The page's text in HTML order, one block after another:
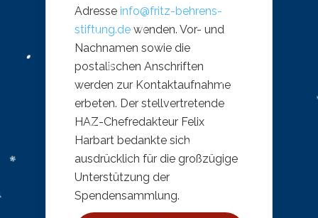
Adresse info@fritz-behrens-
stiftung.de wenden. Vor- und
Nachnamen sowie die
postalischen Anschriften
werden zur Kontaktaufnahme
erbeten. Der stellvertretende
HAZ-Chefredakteur Felix
Harbart bedankte sich
ausdrücklich für die großzügige
Unterstützung der
Spendensammlung.